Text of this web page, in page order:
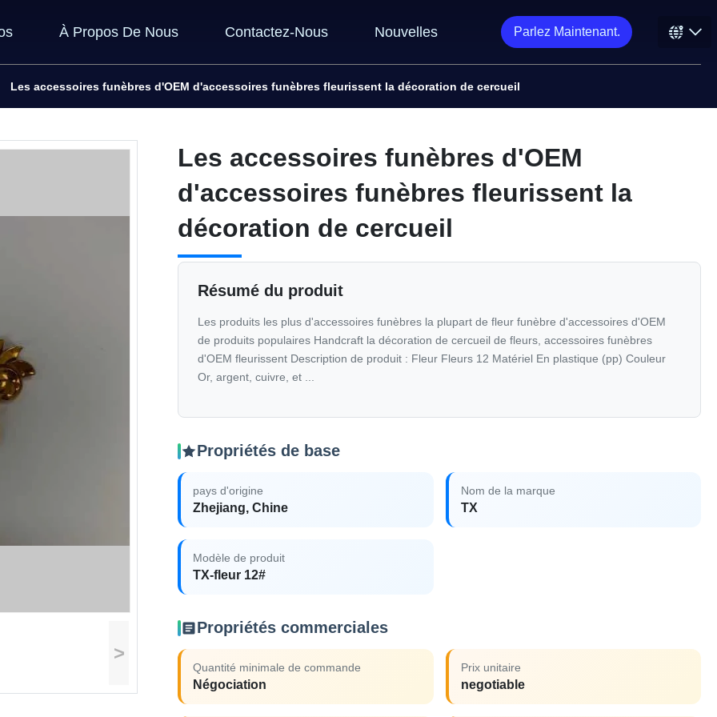
À Propos De Nous Contactez-Nous Nouvelles Parlez Maintenant.
Les accessoires funèbres d'OEM d'accessoires funèbres fleurissent la décoration de cercueil
>
Les accessoires funèbres d'OEM
d'accessoires funèbres fleurissent la
décoration de cercueil
Résumé du produit
Les produits les plus d'accessoires funèbres la plupart de fleur funèbre d'accessoires d'OEM
de produits populaires Handcraft la décoration de cercueil de fleurs, accessoires funèbres
d'OEM fleurissent Description de produit : Fleur Fleurs 12 Matériel En plastique (pp) Couleur
Or, argent, cuivre, et ...
Propriétés de base
pays d'origine
Zhejiang, Chine
Nom de la marque
TX
Modèle de produit
TX-fleur 12#
Propriétés commerciales
Quantité minimale de commande
Négociation
Prix unitaire
negotiable